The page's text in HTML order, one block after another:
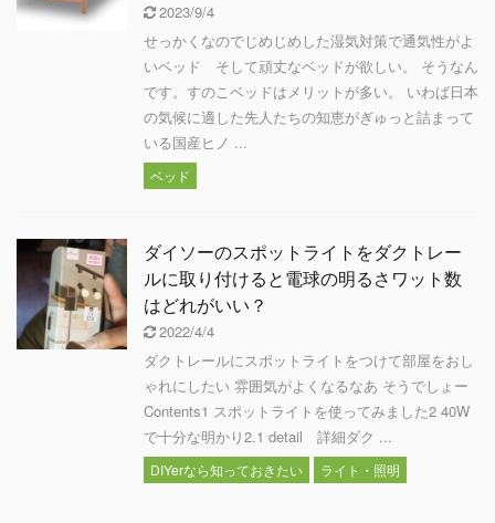
2023/9/4
せっかくなのでじめじめした湿気対策で通気性がよ
いベッド そして頑丈なベッドが欲しい。 そうなん
です。すのこベッドはメリットが多い。 いわば日本
の気候に適した先人たちの知恵がぎゅっと詰まって
いる国産ヒノ ...
ベッド
ダイソーのスポットライトをダクトレー
ルに取り付けると電球の明るさワット数
はどれがいい？
2022/4/4
ダクトレールにスポットライトをつけて部屋をおし
ゃれにしたい 雰囲気がよくなるなあ そうでしょー
Contents1 スポットライトを使ってみました2 40W
で十分な明かり2.1 detail 詳細ダク ...
DIYerなら知っておきたい ライト・照明